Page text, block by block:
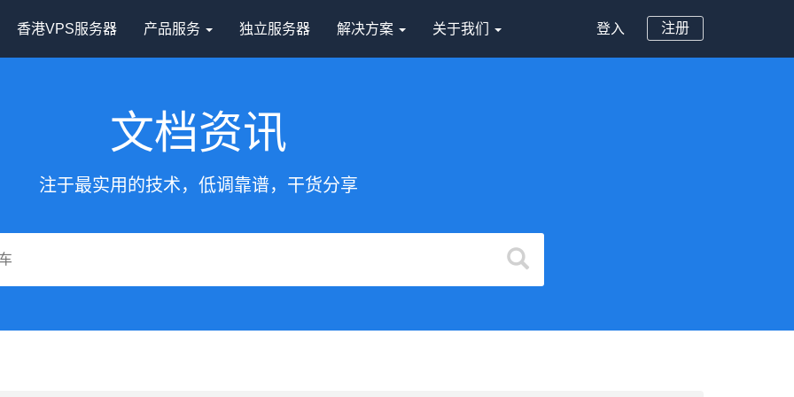
香港VPS服务器 产品服务 独立服务器 解决方案 关于我们 登入 注册
文档资讯
注于最实用的技术，低调靠谱，干货分享